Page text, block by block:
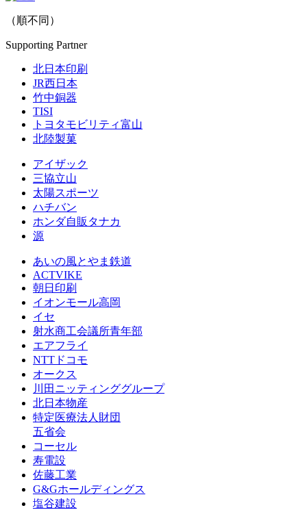
（順不同）
Supporting Partner
北日本印刷
JR西日本
竹中銅器
TISI
トヨタモビリティ富山
北陸製菓
アイザック
三協立山
太陽スポーツ
ハチバン
ホンダ自販タナカ
源
あいの風とやま鉄道
ACTVIKE
朝日印刷
イオンモール高岡
イセ
射水商工会議所青年部
エアフライ
NTTドコモ
オークス
川田ニッティンググループ
北日本物産
特定医療法人財団
五省会
コーセル
寿電設
佐藤工業
G&Gホールディングス
塩谷建設